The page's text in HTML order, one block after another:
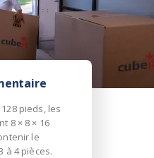
pieds, les
8 × 8 × 16
le
à 4 pièces.